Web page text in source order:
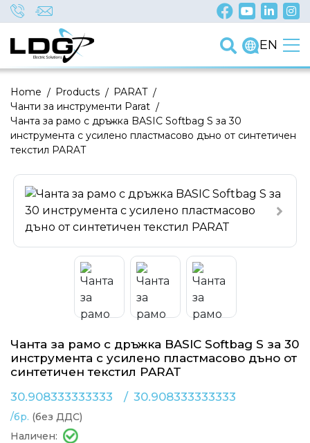
EN
/
Home /
Products /
PARAT
/
Чанти за инструменти Parat
Чанта за рамо с дръжка BASIC Softbag S за 30
инструмента с усилено пластмасово дъно от синтетичен
текстил PARAT
Чанта за рамо с дръжка BASIC Softbag S за 30
инструмента с усилено пластмасово дъно от
синтетичен текстил PARAT
30.908333333333
/
30.908333333333
/бр. (без ДДС)
Наличен: